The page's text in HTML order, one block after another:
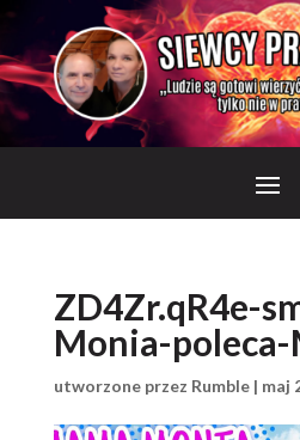
ZD4Zr.qR4e-
Monia-
utworzone przez Rumble| maj